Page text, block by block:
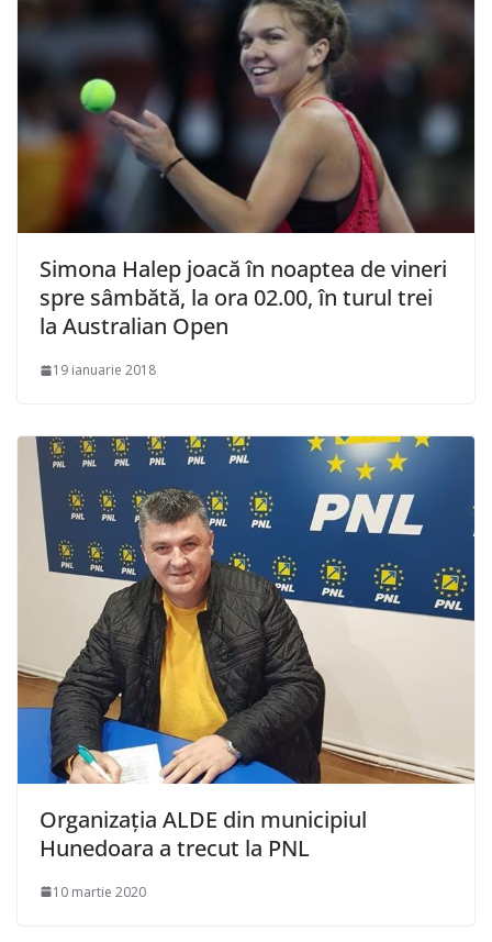
Simona Halep joacă în noaptea de vineri
spre sâmbătă, la ora 02.00, în turul trei
la Australian Open
19 ianuarie 2018
Organizația ALDE din municipiul
Hunedoara a trecut la PNL
10 martie 2020